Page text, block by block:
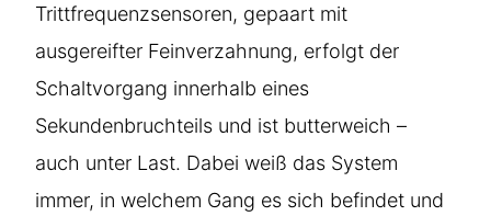
Trittfrequenzsensoren, gepaart mit
ausgereifter Feinverzahnung, erfolgt der
Schaltvorgang innerhalb eines
Sekundenbruchteils und ist butterweich –
auch unter Last. Dabei weiß das System
immer, in welchem Gang es sich befindet und